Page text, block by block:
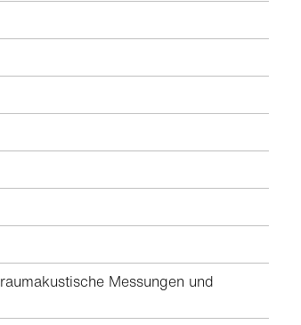
Messungen und